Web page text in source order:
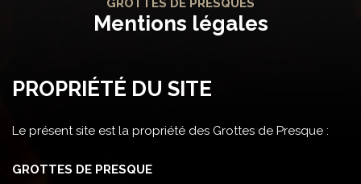
GROTTES DE PRESQUES
Mentions légales
PROPRIÉTÉ DU SITE
Le présent site est la propriété des Grottes de Presque :
GROTTES DE PRESQUE